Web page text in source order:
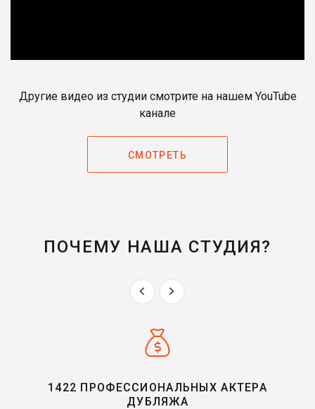
Другие видео из студии смотрите на нашем YouTube
канале
СМОТРЕТЬ
ПОЧЕМУ НАША СТУДИЯ?
1422 ПРОФЕССИОНАЛЬНЫХ АКТЕРА
ДУБЛЯЖА